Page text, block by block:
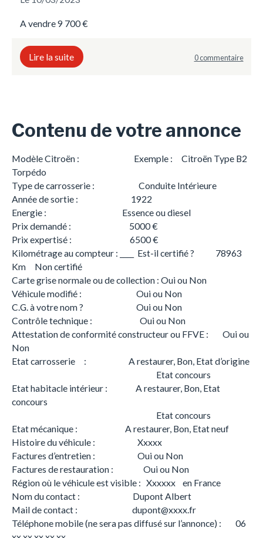
A vendre 9 700 €
Lire la suite 0 commentaire
Contenu de votre annonce
Modèle Citroën : Exemple : Citroën Type B2
Torpédo
Type de carrosserie : Conduite Intérieure
Année de sortie : 1922
Energie : Essence ou diesel
Prix demandé : 5000 €
Prix expertisé : 6500 €
Kilométrage au compteur : ____ Est-il certifié ? 78963
Km Non certifié
Carte grise normale ou de collection : Oui ou Non
Véhicule modifié : Oui ou Non
C.G. à votre nom ? Oui ou Non
Contrôle technique : Oui ou Non
Attestation de conformité constructeur ou FFVE : Oui ou
Non
Etat carrosserie : A restaurer, Bon, Etat d’origine
Etat concours
Etat habitacle intérieur : A restaurer, Bon, Etat
concours
Etat concours
Etat mécanique : A restaurer, Bon, Etat neuf
Histoire du véhicule : Xxxxx
Factures d’entretien : Oui ou Non
Factures de restauration : Oui ou Non
Région où le véhicule est visible : Xxxxxx en France
Nom du contact : Dupont Albert
Mail de contact : dupont@xxxx.fr
Téléphone mobile (ne sera pas diffusé sur l’annonce) : 06